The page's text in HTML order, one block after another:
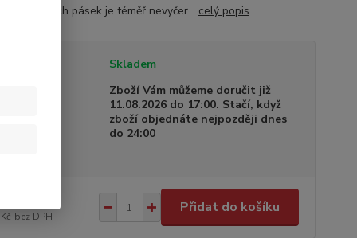
stahovacích pásek je téměř nevyčer... celý popis
Skladem
Zboží Vám můžeme doručit již
11.08.2026 do 17:00. Stačí, když
zboží objednáte nejpozději dnes
do 24:00
bez DPH
Přidat do košíku